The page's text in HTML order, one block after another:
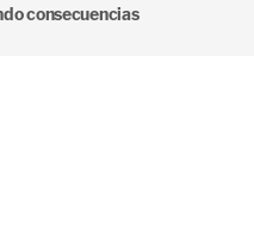
consecuencias